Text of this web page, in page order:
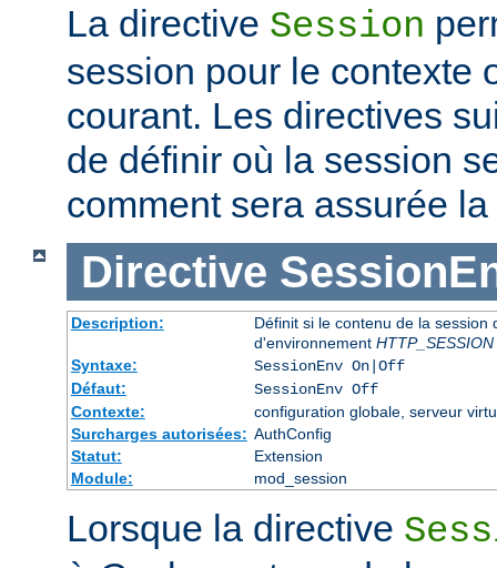
La directive Session
session pour le contexte
courant. Les directives
de définir où la session
comment sera assurée
Directive
Description:
Définit si le contenu de la
d'environnement HTTP_SESSION
Syntaxe:
SessionEnv On|Off
Défaut:
SessionEnv Off
Contexte:
configuration globale, serveur
Surcharges autorisées: AuthConfig
Statut:
Extension
Module:
mod_session
Lorsque la directive